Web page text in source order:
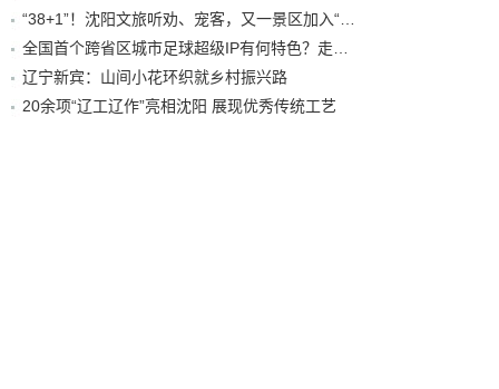
辽宁新宾：山间小花环织就乡村振兴路
20余项“辽工辽作”亮相沈阳 展现优秀传统工艺